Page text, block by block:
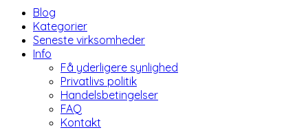
Blog
Kategorier
Seneste virksomheder
Info
Få yderligere synlighed
Privatlivs politik
Handelsbetingelser
FAQ
Kontakt